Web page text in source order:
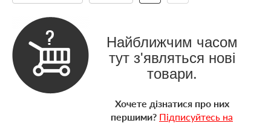
Найближчим часом
тут з'являться нові
товари.
Хочете дізнатися про них
першими? Підписуйтесь на